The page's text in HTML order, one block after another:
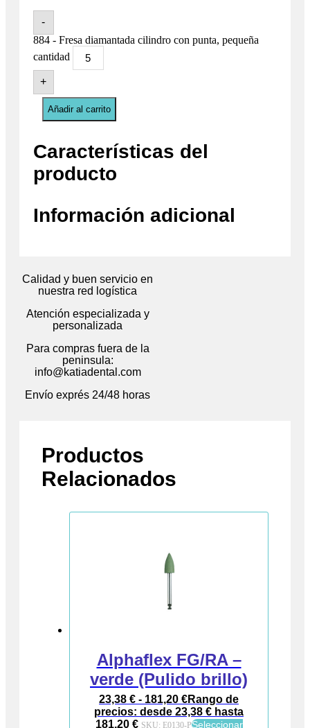
-
884 - Fresa diamantada cilindro con punta, pequeña
cantidad
+
Añadir al carrito
Características del
producto
Información adicional
Calidad y buen servicio en
nuestra red logística
Atención especializada y
personalizada
Para compras fuera de la
peninsula:
info@katiadental.com
Envío exprés 24/48 horas
Productos
Relacionados
Alphaflex FG/RA –
verde (Pulido brillo)
23,38 € - 181,20 €Rango de
precios: desde 23,38 € hasta
181,20 € SKU: E0130-PSeleccionar